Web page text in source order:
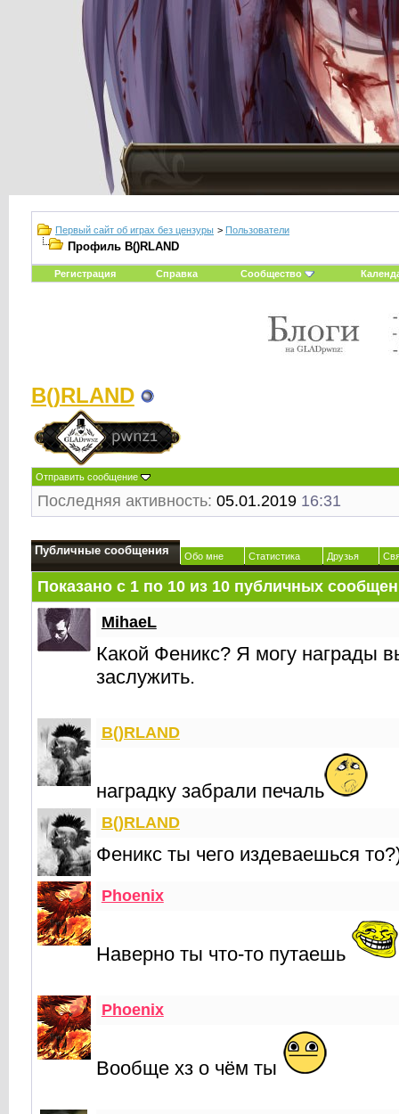
Первый сайт об играх без цензуры > Пользователи
Профиль B()RLAND
Регистрация Справка Сообщество
B()RLAND
Отправить сообщение
Последняя активность: 05.01.2019 16:31
Публичные сообщения Обо мне Статистика Друзья
Показано с 1 по 10из 10публичных
MihaeL
Какой Феникс? Я могу награды
заслужить.
B()RLAND
наградку забрали печаль
B()RLAND
Феникс ты чего издеваешься
Phoenix
Наверно ты что-то путаешь
Phoenix
Вообще хз о чём ты